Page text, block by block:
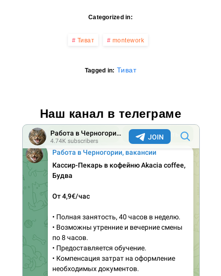
Categorized in:
Тиват montework
Tagged in: Тиват
Наш канал в телеграме